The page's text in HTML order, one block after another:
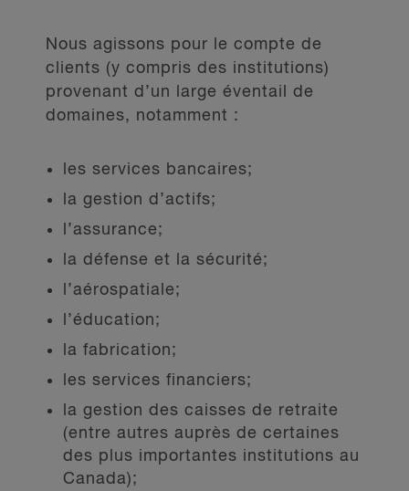
Nous agissons pour le compte de
clients (y compris des institutions)
provenant d’un large éventail de
domaines, notamment :
les services bancaires;
la gestion d’actifs;
l’assurance;
la défense et la sécurité;
l’aérospatiale;
l’éducation;
la fabrication;
les services financiers;
la gestion des caisses de retraite
(entre autres auprès de certaines
des plus importantes institutions au
Canada);